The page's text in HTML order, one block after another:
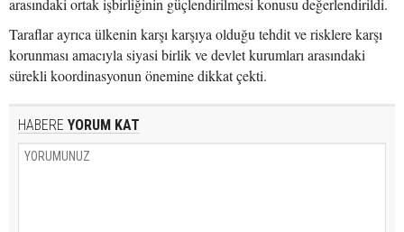
arasındaki ortak işbirliğinin güçlendirilmesi konusu değerlendirildi.
Taraflar ayrıca ülkenin karşı karşıya olduğu tehdit ve risklere karşı
korunması amacıyla siyasi birlik ve devlet kurumları arasındaki
sürekli koordinasyonun önemine dikkat çekti.
HABERE YORUM KAT